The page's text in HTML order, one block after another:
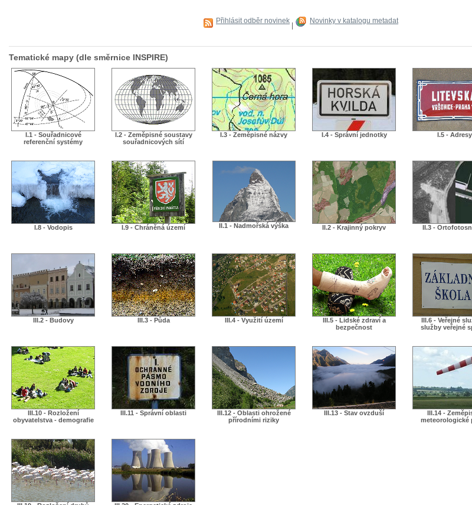
Přihlásit odběr novinek Novinky v katalogu metadat
Tematické mapy (dle směrnice INSPIRE)
I.1 - Souřadnicové
referenční systémy
I.2 - Zeměpisné soustavy
souřadnicových sítí
I.3 - Zeměpisné názvy I.4 - Správní jednotky I.5 - Adresy
I.8 - Vodopis I.9 - Chráněná území II.1 - Nadmořská výška II.2 - Krajinný pokryv II.3 -
III.2 - Budovy III.3 - Půda III.4 - Využití území
III.5 - Lidské zdraví a
bezpečnost
III.6 - Veřejné
služby veřejné
III.10 - Rozložení
obyvatelstva - demografie
III.11 - Správní oblasti
III.12 - Oblasti ohrožené
přírodními riziky
III.13 - Stav ovzduší
III.14 -
meteorologické